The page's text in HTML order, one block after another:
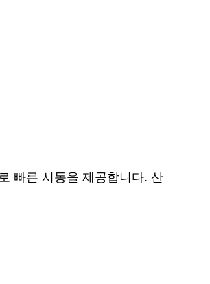
빠른 시동을 제공합니다. 산